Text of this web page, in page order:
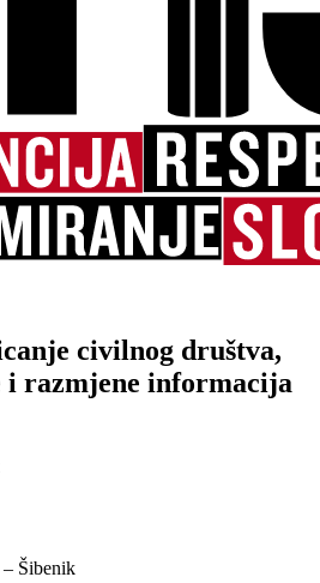
civilnog društva,
razmjene informacija
Šibenik